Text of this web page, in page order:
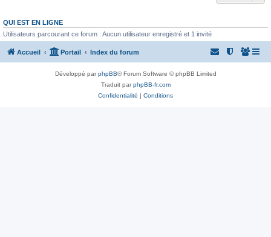
QUI EST EN LIGNE
Utilisateurs parcourant ce forum : Aucun utilisateur enregistré et 1 invité
Accueil Portail Index du forum
Développé parphpBB® Forum Software © phpBB Limited
Traduit parphpBB-fr.com
Confidentialité | Conditions